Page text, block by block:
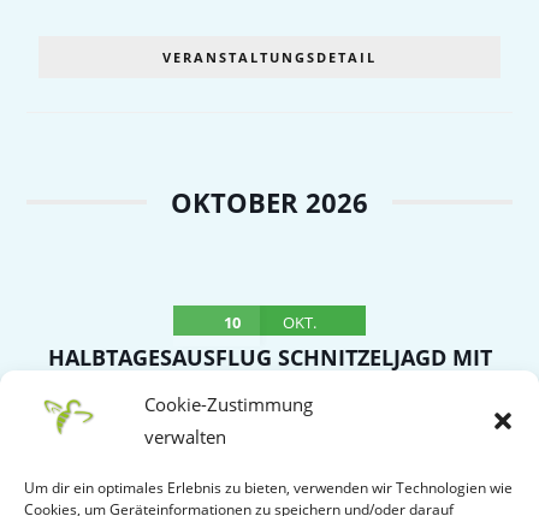
Cookie-Zustimmung
verwalten
Um dir ein optimales Erlebnis zu bieten, verwenden wir Technologien wie
Cookies, um Geräteinformationen zu speichern und/oder darauf
VERANSTALTUNGSDETAIL
OKTOBER 2026
10 OKT.
HALBTAGESAUSFLUG SCHNITZELJAGD MIT
TREFFPUNKT WITTUMHALLE